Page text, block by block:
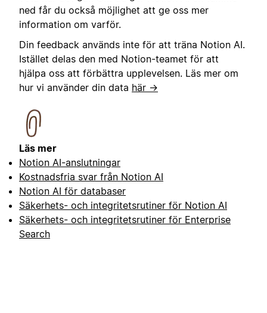
ned får du också möjlighet att ge oss mer
information om varför.
Din feedback används inte för att träna Notion AI.
Istället delas den med Notion-teamet för att
hjälpa oss att förbättra upplevelsen. Läs mer om
hur vi använder din data här →
Läs mer
Notion AI-anslutningar
Kostnadsfria svar från Notion AI
Notion AI för databaser
Säkerhets- och integritetsrutiner för Notion AI
Säkerhets- och integritetsrutiner för Enterprise
Search